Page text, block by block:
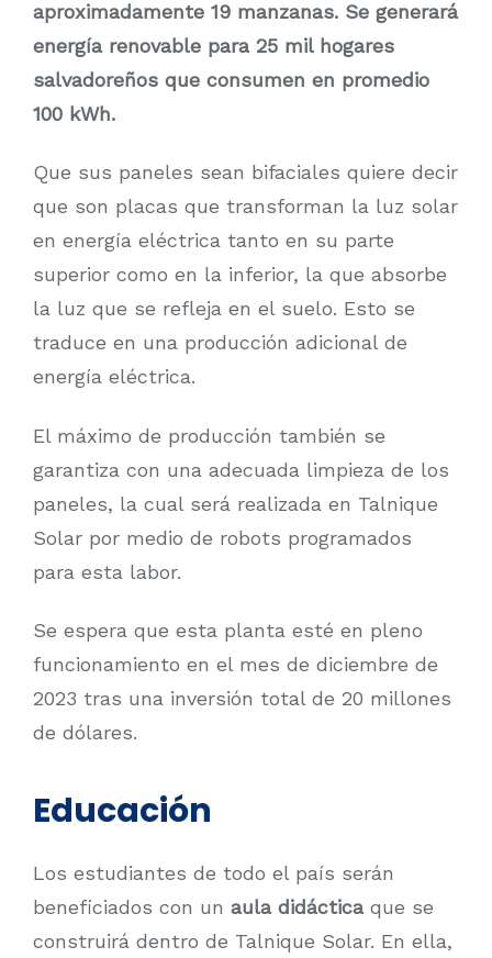
aproximadamente 19 manzanas. Se generará
energía renovable para 25 mil hogares
salvadoreños que consumen en promedio
100 kWh.
Que sus paneles sean bifaciales quiere decir
que son placas que transforman la luz solar
en energía eléctrica tanto en su parte
superior como en la inferior, la que absorbe
la luz que se refleja en el suelo. Esto se
traduce en una producción adicional de
energía eléctrica.
El máximo de producción también se
garantiza con una adecuada limpieza de los
paneles, la cual será realizada en Talnique
Solar por medio de robots programados
para esta labor.
Se espera que esta planta esté en pleno
funcionamiento en el mes de diciembre de
2023 tras una inversión total de 20 millones
de dólares.
Educación
Los estudiantes de todo el país serán
beneficiados con un aula didácticaque se
construirá dentro de Talnique Solar. En ella,